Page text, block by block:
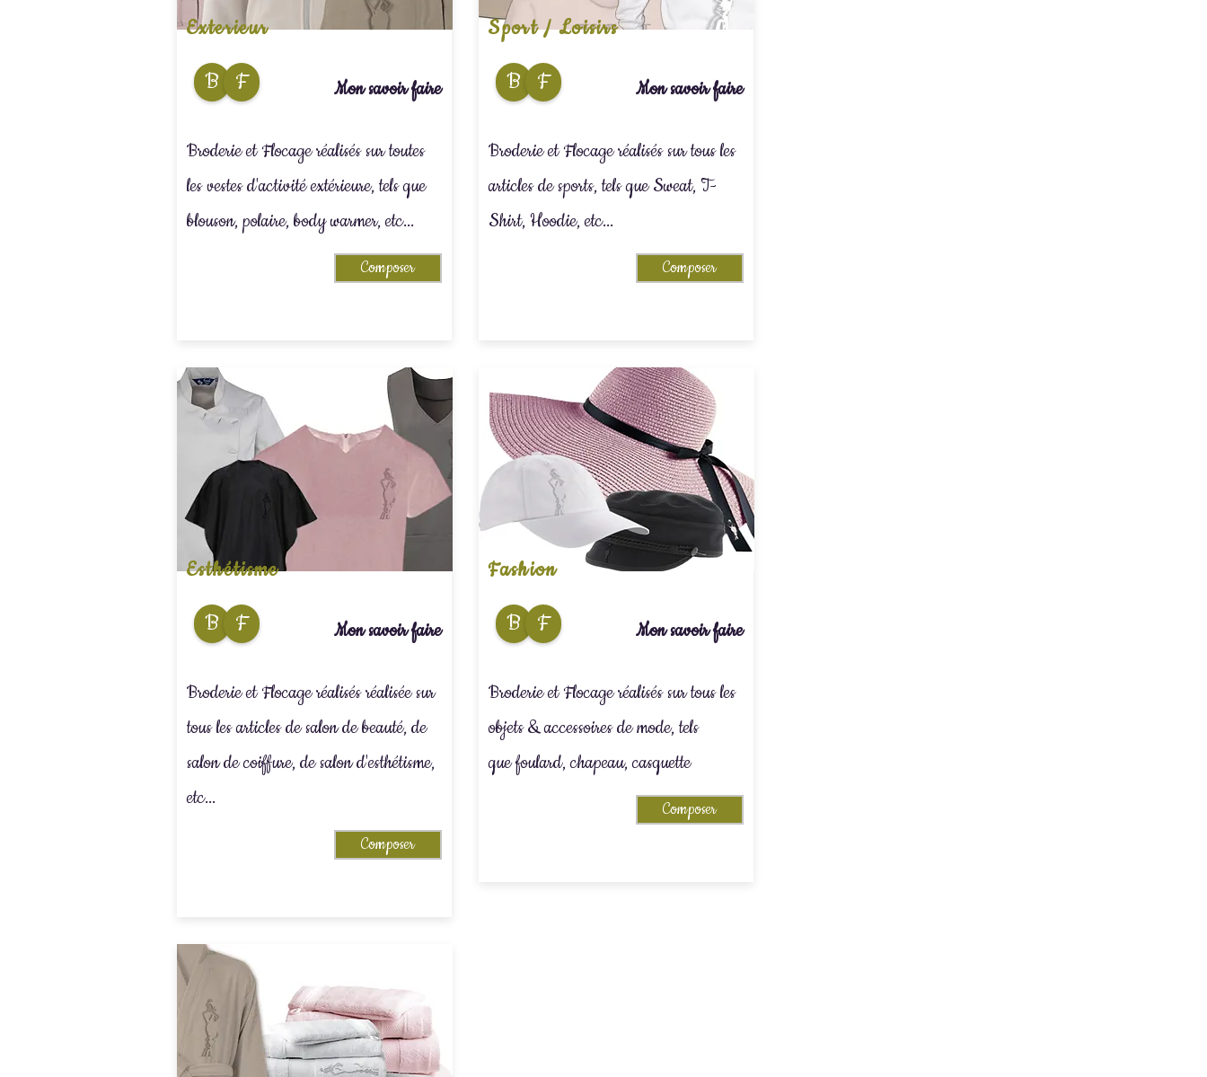
Exterieur
B F Mon savoir faire
Broderie et Flocage réalisés sur toutes
les vestes d'activité extérieure, tels que
blouson, polaire, body warmer, etc...
Composer
Esthétisme
B F Mon savoir faire
Broderie et Flocage réalisés réalisée sur
tous les articles de salon de beauté, de
salon de coiffure, de salon d'esthétisme,
etc...
Composer
Sport / Loisirs
B F Mon savoir faire
Broderie et Flocage réalisés sur tous les
articles de sports, tels que Sweat, T-
Shirt, Hoodie, etc...
Composer
Fashion
B F Mon savoir faire
Broderie et Flocage réalisés sur tous les
objets & accessoires de mode, tels
que foulard, chapeau, casquette
Composer